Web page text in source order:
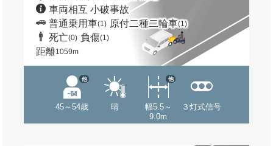
車両相互 小破事故
普通乗用車(1) 原付二種二輪車(1)
死亡(0) 負傷(1)
距離1059m
45～54歳
他
晴
幅5.5～
9.0m
他
３灯式信号